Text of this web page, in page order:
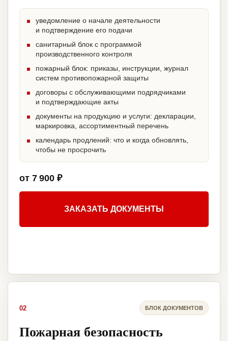
уведомление о начале деятельности
и подтверждение его подачи
санитарный блок с программой
производственного контроля
пожарный блок: приказы, инструкции, журнал
систем противопожарной защиты
договоры с обслуживающими подрядчиками
и подтверждающие акты
документы на продукцию и услуги: декларации,
маркировка, ассортиментный перечень
календарь продлений: что и когда обновлять,
чтобы не просрочить
от 7 900 ₽
ЗАКАЗАТЬ ДОКУМЕНТЫ
02 БЛОК ДОКУМЕНТОВ
Пожарная безопасность